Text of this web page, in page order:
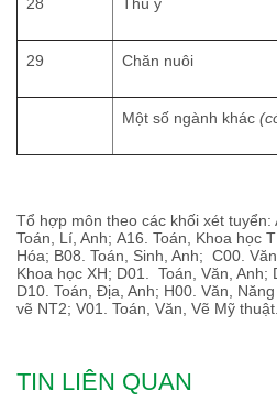
29 Chăn nuôi
Một số ngành khác
Tổ hợp môn theo các khối xét tuyển:
Toán, Lí, Anh; A16. Toán, Khoa học
Hóa; B08. Toán, Sinh, Anh; C00.
Khoa học XH; D01. Toán, Văn, Anh;
D10. Toán, Địa, Anh; H00. Văn,
vẽ NT2; V01. Toán, Văn, Vẽ Mỹ thuật.
TIN LIÊN QUAN